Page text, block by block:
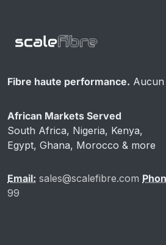
Fibre haute performance.
African Markets Served
South Africa, Nigeria, Kenya,
Egypt, Ghana, Morocco & more
Email: sales@scalefibre.com
99